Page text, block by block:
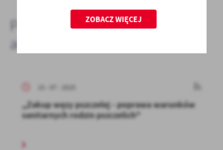
Pozostałe
aktualności
,,Zakup węzy pszczelej - poprawa warunków
sanitarnych rodzin pszczelich"
ZOBACZ WIĘCEJ